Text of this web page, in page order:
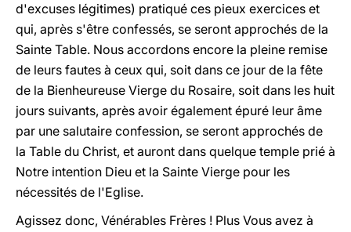
d'excuses légitimes) pratiqué ces pieux exercices et
qui, après s'être confessés, se seront approchés de la
Sainte Table. Nous accordons encore la pleine remise
de leurs fautes à ceux qui, soit dans ce jour de la fête
de la Bienheureuse Vierge du Rosaire, soit dans les huit
jours suivants, après avoir également épuré leur âme
par une salutaire confession, se seront approchés de
la Table du Christ, et auront dans quelque temple prié à
Notre intention Dieu et la Sainte Vierge pour les
nécessités de l'Eglise.
Agissez donc, Vénérables Frères ! Plus Vous avez à